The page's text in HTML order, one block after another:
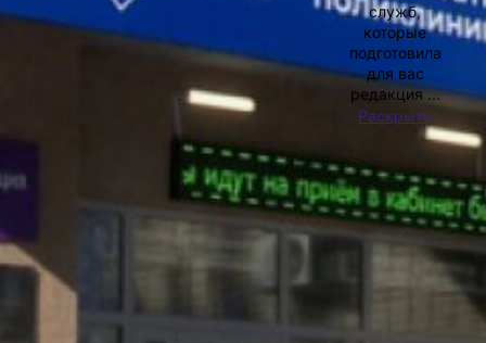
медицинская реабилитация» нацпроекта
«Продолжительная и активная жизнь».
Ежегодно здесь принимают
около одиннадцати тысяч пациентов всех
возрастов со всего Дальнего Востока.
Здесь работают три врача-сурдолога,
принимающие около трёхсот пациентов
в месяц. Кроме этого, в штате есть
учителя-дефектологи, логопеды,
сурдопедагог-дефектолог, медицинский
психолог и врач ЛФК.
«По самым скромным подсчётам,
ежегодно в России рождается около 1500
— 2000 глухих детей, которым может
помочь только такая операция. Если
выполнить её в первые два года жизни
служб,
которые
подготовила
для вас
редакция ...
Раскрыть